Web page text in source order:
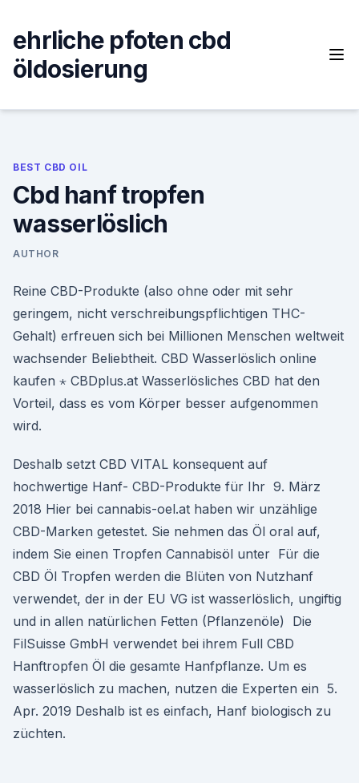
content
ehrliche pfoten cbd
öldosierung
BEST CBD OIL
Cbd hanf tropfen
wasserlöslich
AUTHOR
Reine CBD-Produkte (also ohne oder mit sehr
geringem, nicht verschreibungspflichtigen THC-
Gehalt) erfreuen sich bei Millionen Menschen weltweit
wachsender Beliebtheit. CBD Wasserlöslich online
kaufen ⋆ CBDplus.at Wasserlösliches CBD hat den
Vorteil, dass es vom Körper besser aufgenommen
wird.
Deshalb setzt CBD VITAL konsequent auf
hochwertige Hanf- CBD-Produkte für Ihr 9. März
2018 Hier bei cannabis-oel.at haben wir unzählige
CBD-Marken getestet. Sie nehmen das Öl oral auf,
indem Sie einen Tropfen Cannabisöl unter Für die
CBD Öl Tropfen werden die Blüten von Nutzhanf
verwendet, der in der EU VG ist wasserlöslich, ungiftig
und in allen natürlichen Fetten (Pflanzenöle) Die
FilSuisse GmbH verwendet bei ihrem Full CBD
Hanftropfen Öl die gesamte Hanfpflanze. Um es
wasserlöslich zu machen, nutzen die Experten ein 5.
Apr. 2019 Deshalb ist es einfach, Hanf biologisch zu
züchten.